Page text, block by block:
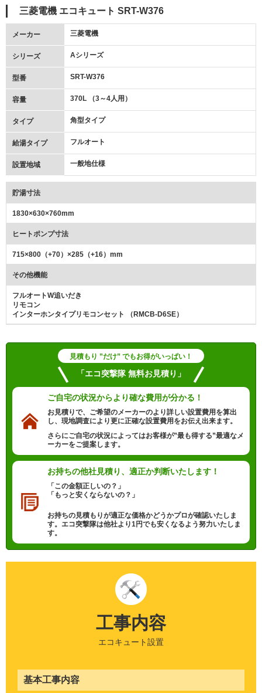
三菱電機 エコキュート SRT-W376
メーカー 三菱電機
シリーズ Aシリーズ
型番 SRT-W376
容量 370L （3～4人用）
タイプ 角型タイプ
給湯タイプ フルオート
設置地域 一般地仕様
貯湯寸法
1830×630×760mm
ヒートポンプ寸法
715×800（+70）×285（+16）mm
その他機能
フルオートW追いだき
リモコン
インターホンタイプリモコンセット （RMCB-D6SE）
見積もり ”だけ” でもお得がいっぱい！
「エコ突撃隊 無料お見積り」
ご自宅の状況からより確な費用が分かる！
お見積りで、ご希望のメーカーのより詳しい設置費用を算出
し、現地調査により更に正確な設置費用をお伝え出来ます。
さらにご自宅の状況によってはお客様が”最も得する”最適なメ
ーカーをご提案します。
お持ちの他社見積り、 適正か判断いたします！
「この金額正しいの？」
「もっと安くならないの？」
お持ちの見積もりが適正な価格かどうかプロが確認いたしま
す。エコ突撃隊は他社より1円でも安くなるよう努力いたしま
す。
工事内容
エコキュート設置
基本工事内容